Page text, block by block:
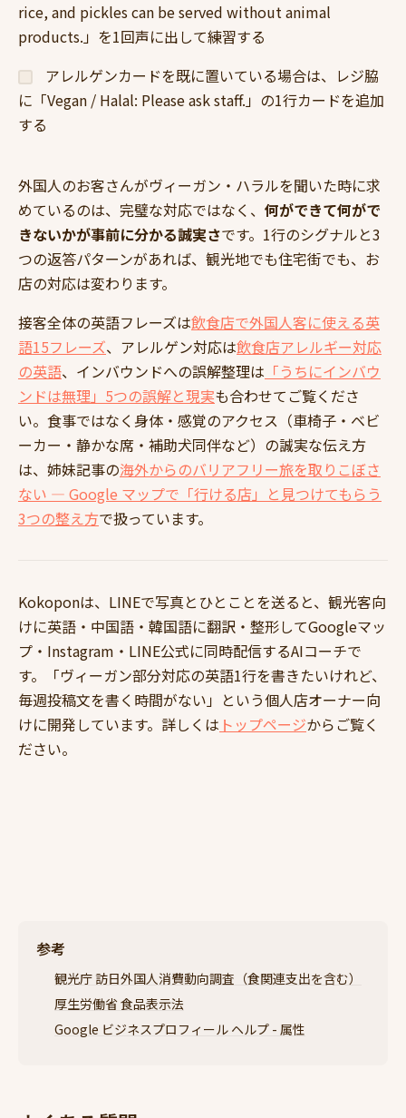
rice, and pickles can be served without animal
products.」を1回声に出して練習する
アレルゲンカードを既に置いている場合は、レジ脇
に「Vegan / Halal: Please ask staff.」の1行カードを追加
する
外国人のお客さんがヴィーガン・ハラルを聞いた時に求
めているのは、完璧な対応ではなく、 何ができて何がで
きないかが事前に分かる誠実さです。1行のシグナルと3
つの返答パターンがあれば、観光地でも住宅街でも、お
店の対応は変わります。
接客全体の英語フレーズは飲食店で外国人客に使える英
語15フレーズ、アレルゲン対応は飲食店アレルギー対応
の英語、インバウンドへの誤解整理は 「うちにインバウ
ンドは無理」5つの誤解と現実も合わせてご覧くださ
い。食事ではなく身体・感覚のアクセス（車椅子・ベビ
ーカー・静かな席・補助犬同伴など）の誠実な伝え方
は、姉妹記事の海外からのバリアフリー旅を取りこぼさ
ない — Google マップで「行ける店」と見つけてもらう
3つの整え方で扱っています。
Kokoponは、LINEで写真とひとことを送ると、観光客向
けに英語・中国語・韓国語に翻訳・整形してGoogleマッ
プ・Instagram・LINE公式に同時配信するAIコーチで
す。「ヴィーガン部分対応の英語1行を書きたいけれど、
毎週投稿文を書く時間がない」という個人店オーナー向
けに開発しています。詳しくは トップページからご覧く
ださい。
参考
観光庁 訪日外国人消費動向調査（食関連支出を含む）
厚生労働省 食品表示法
Google ビジネスプロフィール ヘルプ - 属性